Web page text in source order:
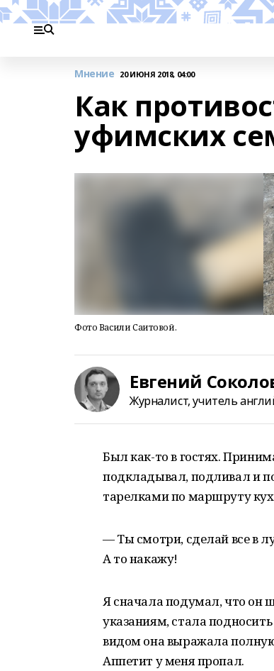
Мнение 20 ИЮНЯ 2018, 04:00
Как
уфимских
Фото Васили Саитовой.
Евгений
Журналист, учитель
Был как-то в гостях.
подкладывал, подливал и
тарелками по маршруту
— Ты смотри, сделай все в
А то накажу!
Я сначала подумал, что он
указаниям, стала
видом она выражала
Аппетит у меня пропал.